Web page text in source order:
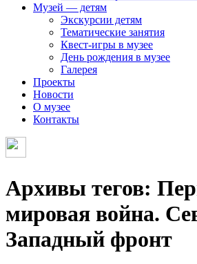
Музей — детям
Экскурсии детям
Тематические занятия
Квест-игры в музее
День рождения в музее
Галерея
Проекты
Новости
О музее
Контакты
Архивы тегов:
мировая война.
Западный фронт